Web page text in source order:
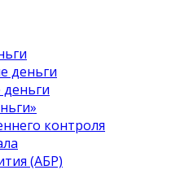
деньги
контроля
(АБР)